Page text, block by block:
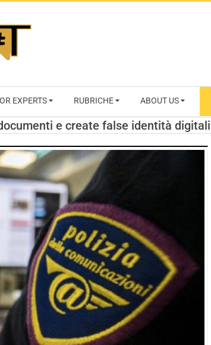
EXPERTS RUBRICHE ABOUT US
e create false identità digitali